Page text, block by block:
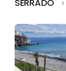
SERRADO >